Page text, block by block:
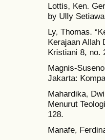
Lottis, Ken.
by Ully
Ly, Thomas.
Kerajaan Allah
Kristiani 8, no.
Magnis-
Jakarta:
Mahardika,
Menurut
128.
Manafe,